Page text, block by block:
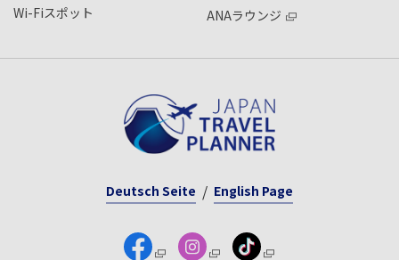
Wi-Fiスポット
ANAラウンジ
Deutsch Seite English Page